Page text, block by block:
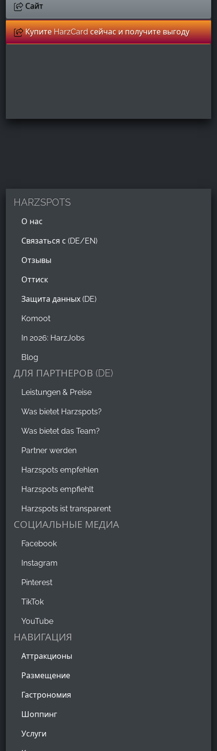
Сайт
Купите HarzCard сейчас и получите выгоду
HARZSPOTS
О нас
Связаться с (DE/EN)
Отзывы
Оттиск
Защита данных (DE)
Komoot
In 2026: HarzJobs
Blog
ДЛЯ ПАРТНЕРОВ (DE)
Leistungen & Preise
Was bietet Harzspots?
Was bietet das Team?
Partner werden
Harzspots empfehlen
Harzspots empfiehlt
Harzspots ist transparent
СОЦИАЛЬНЫЕ МЕДИА
Facebook
Instagram
Pinterest
TikTok
YouTube
НАВИГАЦИЯ
Аттракционы
Размещение
Гастрономия
Шоппинг
Услуги